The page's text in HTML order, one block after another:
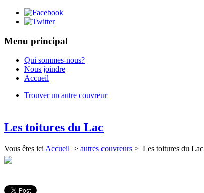
Menu principal
Qui sommes-nous?
Nous joindre
Accueil
Trouver un autre couvreur
Les toitures du Lac
Vous êtes ici Accueil > autres couvreurs > Les toitures du Lac